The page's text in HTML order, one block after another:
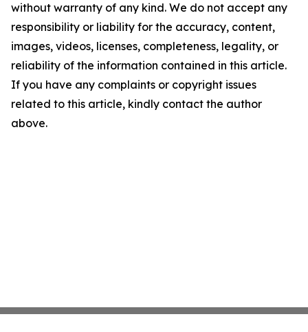
without warranty of any kind. We do not accept any
responsibility or liability for the accuracy, content,
images, videos, licenses, completeness, legality, or
reliability of the information contained in this article.
If you have any complaints or copyright issues
related to this article, kindly contact the author
above.